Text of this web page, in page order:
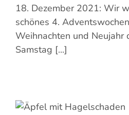
18. Dezember 2021: Wir
schönes 4.
Weihnachten und Neujahr
Samstag [...]